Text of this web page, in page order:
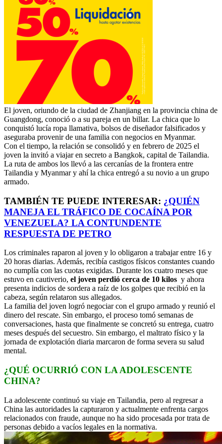
El joven, oriundo de la ciudad de Zhanjiang en la provincia china de
Guangdong, conoció o a su pareja en un billar. La chica que lo
conquistó lucía ropa llamativa, bolsos de diseñador falsificados y
aseguraba provenir de una familia con negocios en Myanmar.
Con el tiempo, la relación se consolidó y en febrero de 2025 el
joven la invitó a viajar en secreto a Bangkok, capital de Tailandia.
La ruta de ambos los llevó a las cercanías de la frontera entre
Tailandia y Myanmar y ahí la chica entregó a su novio a un grupo
armado.
TAMBIÉN TE PUEDE INTERESAR: ¿QUIÉN
MANEJA EL TRÁFICO DE COCAÍNA POR
VENEZUELA? LA CONTUNDENTE
RESPUESTA DE PETRO
Los criminales raparon al joven y lo obligaron a trabajar entre 16 y
20 horas diarias. Además, recibía castigos físicos constantes cuando
no cumplía con las cuotas exigidas. Durante los cuatro meses que
estuvo en cautiverio, el joven perdió cerca de 10 kilos y ahora
presenta indicios de sordera a raíz de los golpes que recibió en la
cabeza, según relataron sus allegados.
La familia del joven logró negociar con el grupo armado y reunió el
dinero del rescate. Sin embargo, el proceso tomó semanas de
conversaciones, hasta que finalmente se concretó su entrega, cuatro
meses después del secuestro. Sin embargo, el maltrato físico y la
jornada de explotación diaria marcaron de forma severa su salud
mental.
¿QUÉ OCURRIÓ CON LA ADOLESCENTE
CHINA?
La adolescente continuó su viaje en Tailandia, pero al regresar a
China las autoridades la capturaron y actualmente enfrenta cargos
relacionados con fraude, aunque no ha sido procesada por trata de
personas debido a vacíos legales en la normativa.